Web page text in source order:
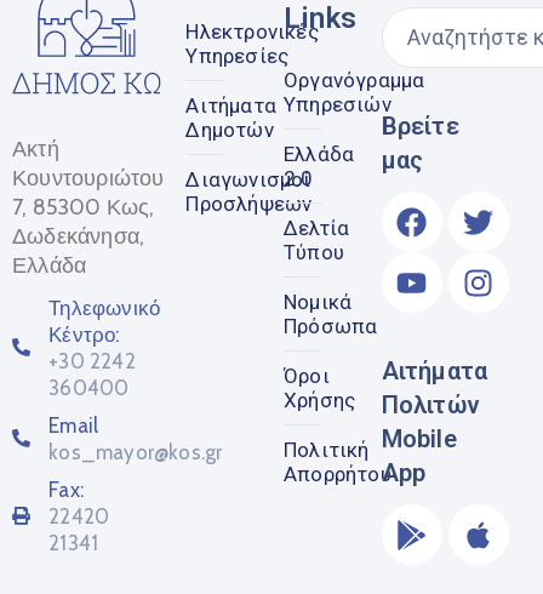
Ακτή
Κουντουριώτου
7, 85300 Κως,
Δωδεκάνησα,
Ελλάδα
Τηλεφωνικό
Κέντρο:
+30 2242
360400
Email
kos_mayor@kos.gr
Fax:
22420
21341
Ηλεκτρονικές
Υπηρεσίες
Αιτήματα
Δημοτών
Διαγωνισμοί
Προσλήψεων
Links
Οργανόγραμμα
Υπηρεσιών
Ελλάδα
2.0
Δελτία
Τύπου
Νομικά
Πρόσωπα
Όροι
Χρήσης
Πολιτική
Απορρήτου
Βρείτε
μας
Αιτήματα
Πολιτών
Mobile
App